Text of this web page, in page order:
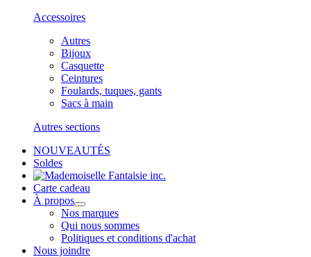
Accessoires
Autres
Bijoux
Casquette
Ceintures
Foulards, tuques, gants
Sacs à main
Autres sections
NOUVEAUTÉS
Soldes
Carte cadeau
À propos
Nos marques
Qui nous sommes
Politiques et conditions d'achat
Nous joindre